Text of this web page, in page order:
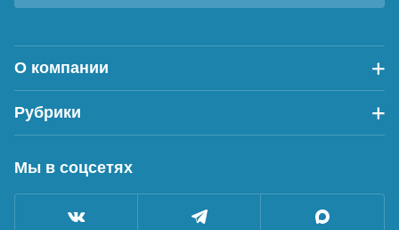
О компании
Рубрики
Мы в соцсетях